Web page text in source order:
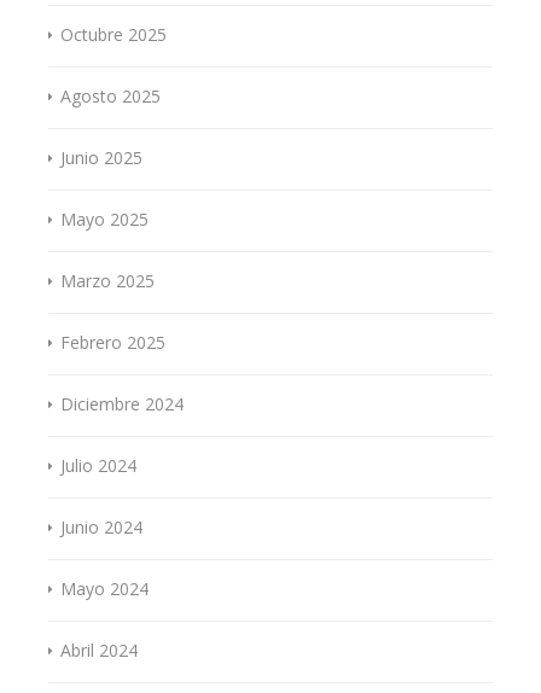
Octubre 2025
Agosto 2025
Junio 2025
Mayo 2025
Marzo 2025
Febrero 2025
Diciembre 2024
Julio 2024
Junio 2024
Mayo 2024
Abril 2024